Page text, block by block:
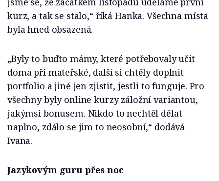
kurz, a tak se stalo,“ říká Hanka. Všechna místa
byla hned obsazená.
„Byly to buďto mámy, které potřebovaly učit
doma při mateřské, další si chtěly doplnit
portfolio a jiné jen zjistit, jestli to funguje. Pro
všechny byly online kurzy záložní variantou,
jakýmsi bonusem. Nikdo to nechtěl dělat
naplno, zdálo se jim to neosobní,“ dodává
Ivana.
Jazykovým guru přes noc